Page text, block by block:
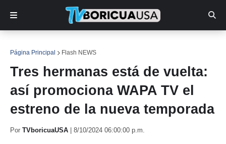
Página Principal Flash NEWS
Tres hermanas está de vuelta:
así promociona WAPA TV el
estreno de la nueva temporada
Por TVboricuaUSA 8/10/2024 06:00:00 p.m.